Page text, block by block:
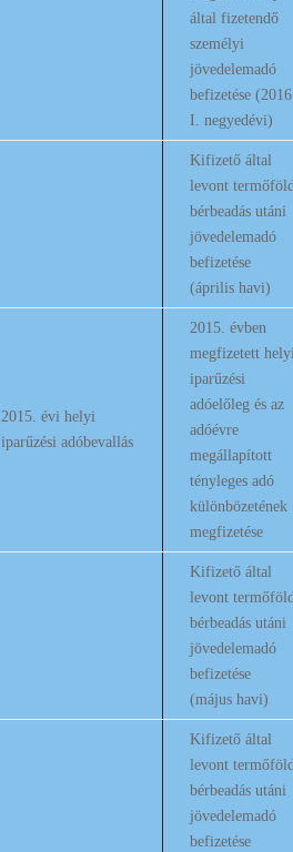
által fizetendő
személyi
jövedelemadó
befizetése
I. negyedévi)
Kifizető által
levont
bérbeadás utáni
jövedelemadó
befizetése
(április havi)
2015. évi helyi
iparűzési adóbevallás
2015. évben
megfizetett
iparűzési
adóelőleg és az
adóévre
megállapított
tényleges adó
különbözetének
megfizetése
Kifizető által
levont
bérbeadás utáni
jövedelemadó
befizetése
(május havi)
Kifizető által
levont
bérbeadás utáni
jövedelemadó
befizetése